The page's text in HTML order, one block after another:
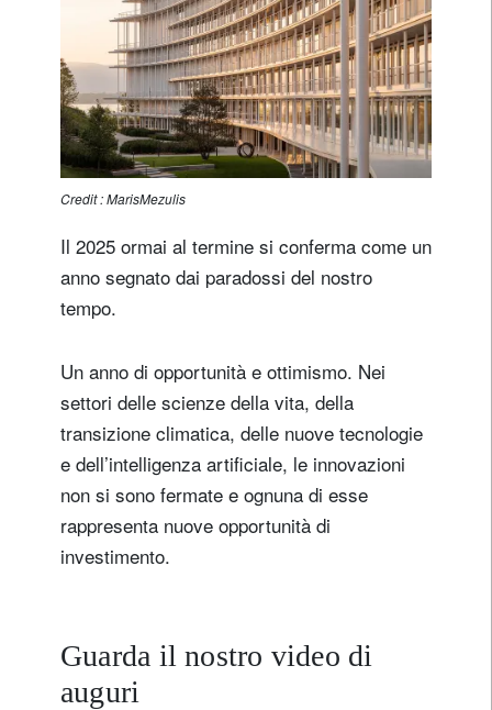
Credit : MarisMezulis
Il 2025 ormai al termine si conferma come un
anno segnato dai paradossi del nostro
tempo.
Un anno di opportunità e ottimismo. Nei
settori delle scienze della vita, della
transizione climatica, delle nuove tecnologie
e dell’intelligenza artificiale, le innovazioni
non si sono fermate e ognuna di esse
rappresenta nuove opportunità di
investimento.
Guarda il nostro video di
auguri